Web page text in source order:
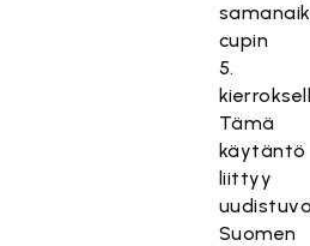
cupin
5.
Tämä
käytäntö
liittyy
Suomen